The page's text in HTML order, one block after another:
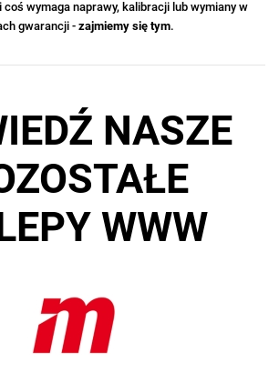
wymaga naprawy, kalibracji lub wymiany w
gwarancji - zajmiemy się tym.
NASZE
WWW